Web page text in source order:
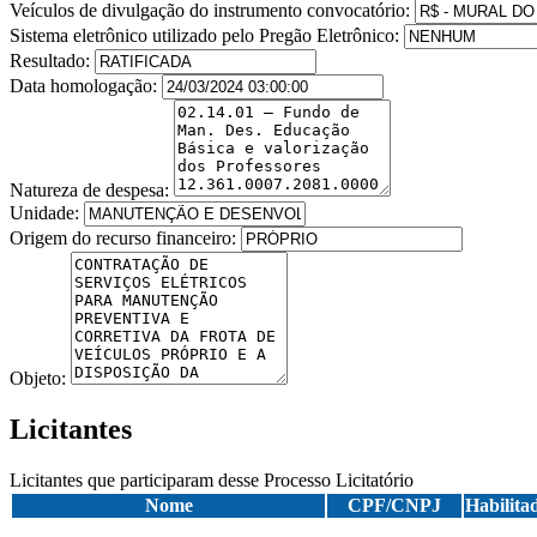
Veículos de divulgação do instrumento convocatório:
Sistema eletrônico utilizado pelo Pregão Eletrônico:
Resultado:
Data homologação:
Natureza de despesa:
Unidade:
Origem do recurso financeiro:
Objeto:
Licitantes
Licitantes que participaram desse Processo Licitatório
Nome
CPF/CNPJ